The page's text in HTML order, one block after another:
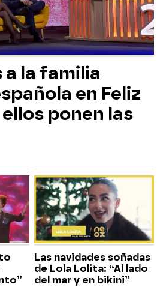
a la familia
en Feliz
ponen las
Las navidades soñadas
de Lola Lolita: “Al lado
del mar y en bikini”